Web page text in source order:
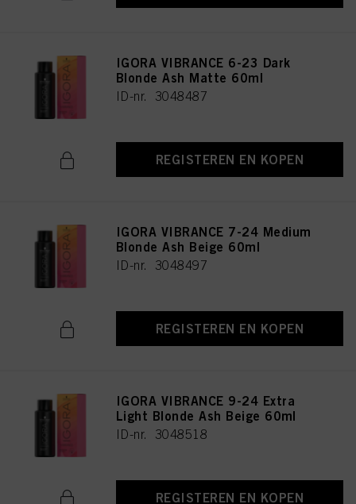
IGORA VIBRANCE 6-23 Dark
Blonde Ash Matte 60ml
ID-nr. 3048487
REGISTEREN EN KOPEN
IGORA VIBRANCE 7-24 Medium
Blonde Ash Beige 60ml
ID-nr. 3048497
REGISTEREN EN KOPEN
IGORA VIBRANCE 9-24 Extra
Light Blonde Ash Beige 60ml
ID-nr. 3048518
REGISTEREN EN KOPEN